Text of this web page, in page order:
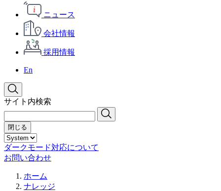
ニュース
会社情報
採用情報
En
サイト内検索
閉じる
ダークモード対応について
お問い合わせ
ホーム
ナレッジ